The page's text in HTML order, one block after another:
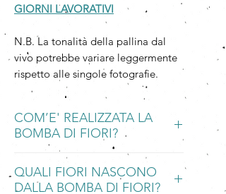
GIORNI LAVORATIVI
N.B. La tonalità della pallina dal
vivo potrebbe variare leggermente
rispetto alle singole fotografie.
COM’E' REALIZZATA LA
BOMBA DI FIORI?
La Bomba di fiori è realizzata a mano
con la Carta che Germoglia.
La Carta che Germoglia è una carta
QUALI FIORI NASCONO
DALLA BOMBA DI FIORI?